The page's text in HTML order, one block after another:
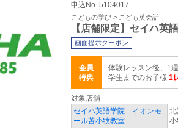
申込No. 5104017
こどもの学び > こども英会話
【店舗限定】セイハ
画面提示クーポン
会員
特典
体験レッスン後、1
学生までのお子様 1
対象店舗
セイハ英語学院 イオンモ
ール苫小牧教室